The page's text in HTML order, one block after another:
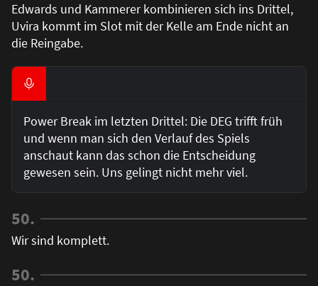
Edwards und Kammerer kombinieren sich ins Drittel,
Uvira kommt im Slot mit der Kelle am Ende nicht an
die Reingabe.
Power Break im letzten Drittel: Die DEG trifft früh
und wenn man sich den Verlauf des Spiels
anschaut kann das schon die Entscheidung
gewesen sein. Uns gelingt nicht mehr viel.
50.
Wir sind komplett.
50.